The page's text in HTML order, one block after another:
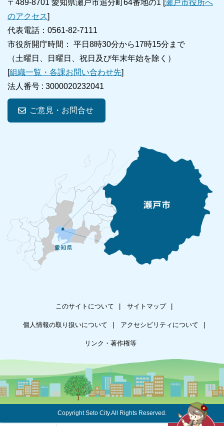
〒489-8701 愛知県瀬戸市追分町64番地の1 [瀬戸市役所へ
のアクセス]
代表電話：0561-82-7111
市役所開庁時間： 平日8時30分から17時15分まで
（土曜日、日曜日、祝日及び年末年始を除く）
[組織一覧・各課お問い合わせ先]
法人番号 : 3000020232041
ご意見・お問合せ
このサイトについて サイトマップ
個人情報の取り扱いについて アクセシビリティについて
リンク・著作権等
Copyright Seto City.All Rights Reserved.